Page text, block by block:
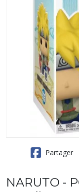
Partager
NARUTO -